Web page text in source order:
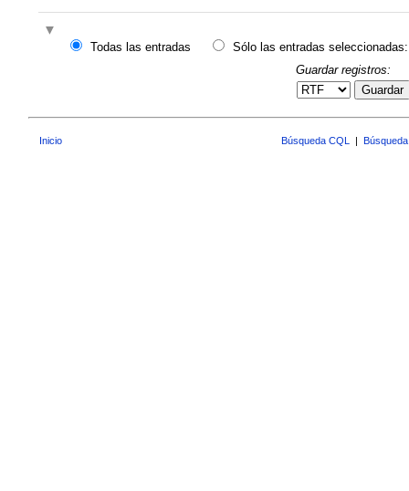
Todas las entradas
Sólo las entradas seleccionadas:
Guardar registros:
Guardar
Inicio Búsqueda CQL